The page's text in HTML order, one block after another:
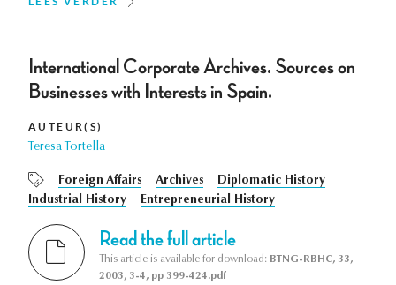
International Corporate Archives. Sources on
Businesses with Interests in Spain.
AUTEUR(S)
Teresa Tortella
Foreign Affairs Archives
Diplomatic History
Industrial History
Entrepreneurial History
Read the full article
This article is available for download: BTNG-RBHC, 33,
2003, 3-4, pp 399-424.pdf